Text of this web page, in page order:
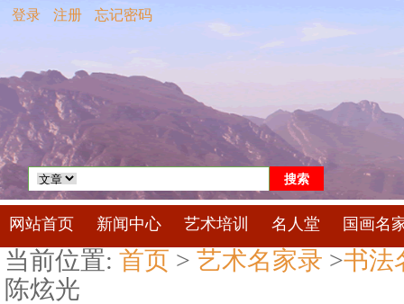
网站首页 新闻中心 艺术培训 名人堂 国画名
登录 注册 忘记密码
当前位置: 首页 > 艺术名家录 >书法
陈炫光